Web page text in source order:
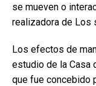
se mueven o
realizadora de Los
Los efectos de
estudio de la Casa
que fue concebido